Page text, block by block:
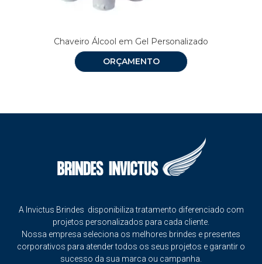
Chaveiro Álcool em Gel Personalizado
ORÇAMENTO
A Invictus Brindes disponibiliza tratamento diferenciado com
projetos personalizados para cada cliente.
Nossa empresa seleciona os melhores brindes e presentes
corporativos para atender todos os seus projetos e garantir o
sucesso da sua marca ou campanha.